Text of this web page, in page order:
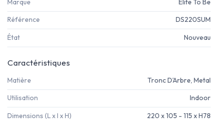
Marque Elite To Be
Référence DS220SUM
État Nouveau
Caractéristiques
Matière Tronc D'Arbre, Metal
Utilisation Indoor
Dimensions (L x l x H) 220 x 105 - 115 x H78